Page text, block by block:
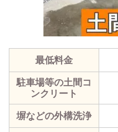
最低料金
駐車場等の土間コ
ンクリート
塀などの外構洗浄